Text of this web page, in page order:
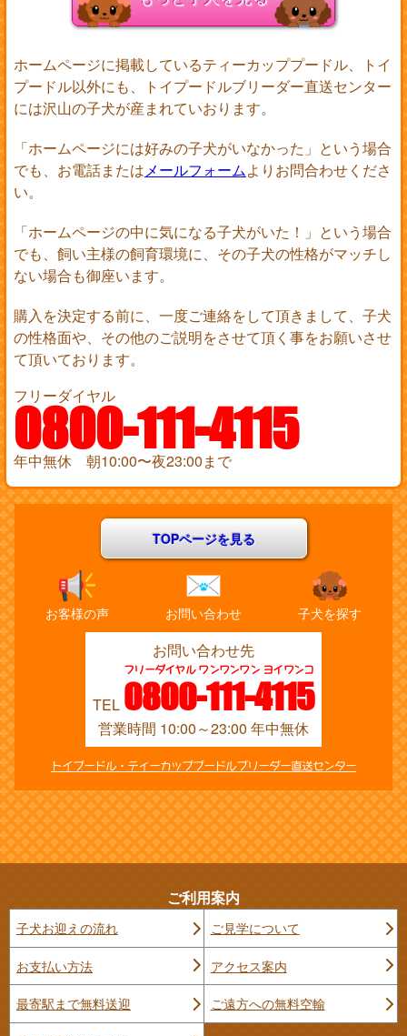
ホームページに掲載しているティーカッププードル、トイ
プードル以外にも、トイプードルブリーダー直送センター
には沢山の子犬が産まれていおります。
「ホームページには好みの子犬がいなかった」という場合
でも、お電話またはメールフォームよりお問合わせくださ
い。
「ホームページの中に気になる子犬がいた！」という場合
でも、飼い主様の飼育環境に、その子犬の性格がマッチし
ない場合も御座います。
購入を決定する前に、一度ご連絡をして頂きまして、子犬
の性格面や、その他のご説明をさせて頂く事をお願いさせ
て頂いております。
フリーダイヤル
0800-111-4115
年中無休 朝10:00〜夜23:00まで
TOPページを見る
お客様の声 お問い合わせ 子犬を探す
お問い合わせ先
TEL 0800-111-4115
フリーダイヤル ワンワンワン ヨイワンコ
営業時間 10:00～23:00 年中無休
トイプードル・ティーカッププードルブリーダー直送センター
ご利用案内
子犬お迎えの流れ ご見学について
お支払い方法 アクセス案内
最寄駅まで無料送迎 ご遠方への無料空輸